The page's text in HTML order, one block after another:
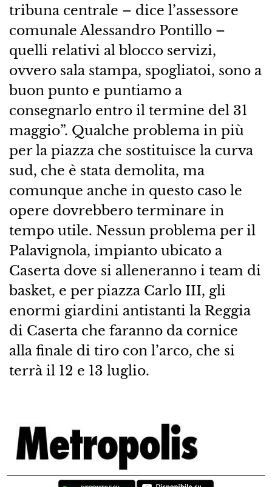
tribuna centrale – dice l’assessore
comunale Alessandro Pontillo –
quelli relativi al blocco servizi,
ovvero sala stampa, spogliatoi, sono a
buon punto e puntiamo a
consegnarlo entro il termine del 31
maggio”. Qualche problema in più
per la piazza che sostituisce la curva
sud, che è stata demolita, ma
comunque anche in questo caso le
opere dovrebbero terminare in
tempo utile. Nessun problema per il
Palavignola, impianto ubicato a
Caserta dove si alleneranno i team di
basket, e per piazza Carlo III, gli
enormi giardini antistanti la Reggia
di Caserta che faranno da cornice
alla finale di tiro con l’arco, che si
terrà il 12 e 13 luglio.